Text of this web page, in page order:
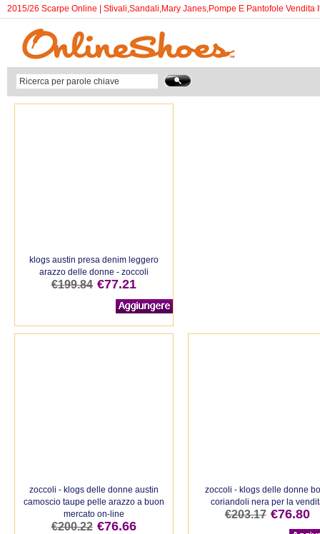
2015/26 Scarpe Online | Stivali,Sandali,Mary Janes,Pompe E Pantofole Vendita
klogs austin presa denim leggero
arazzo delle donne - zoccoli
€199.84 €77.21
zoccoli - klogs delle donne austin
camoscio taupe pelle arazzo a buon
mercato on-line
€200.22 €76.66
zoccoli - klogs delle donne
coriandoli nera per la
€203.17 €76.80